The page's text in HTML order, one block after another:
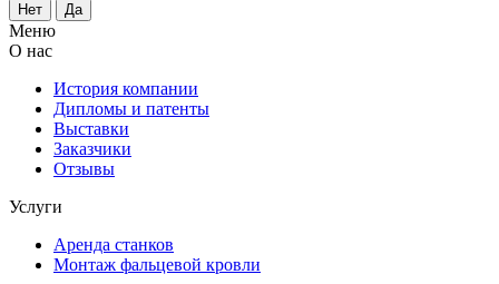
Нет Да
Меню
О нас
История компании
Дипломы и патенты
Выставки
Заказчики
Отзывы
Услуги
Аренда станков
Монтаж фальцевой кровли